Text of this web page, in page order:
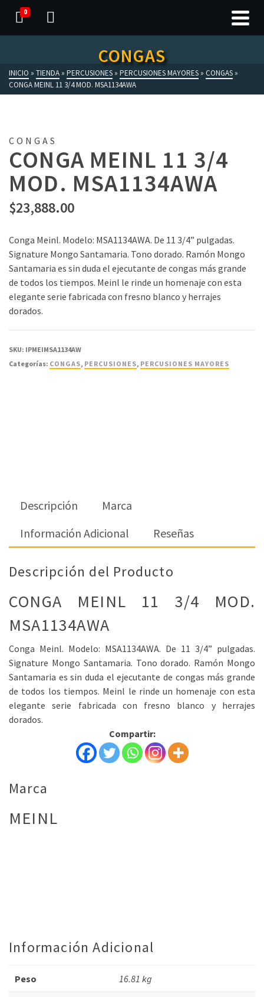
0
CONGAS
INICIO » TIENDA » PERCUSIONES » PERCUSIONES MAYORES » CONGAS »
CONGA MEINL 11 3/4 MOD. MSA1134AWA
CONGAS
CONGA MEINL 11 3/4
MOD. MSA1134AWA
$23,888.00
Conga Meinl. Modelo: MSA1134AWA. De 11 3/4” pulgadas.
Signature Mongo Santamaria. Tono dorado. Ramón Mongo
Santamaria es sin duda el ejecutante de congas más grande
de todos los tiempos. Meinl le rinde un homenaje con esta
elegante serie fabricada con fresno blanco y herrajes
dorados.
SKU: IPMEIMSA1134AW
Categorías: CONGAS, PERCUSIONES, PERCUSIONES MAYORES
Descripción
Marca
Información Adicional
Reseñas
Descripción del Producto
CONGA MEINL 11 3/4 MOD.
MSA1134AWA
Conga Meinl. Modelo: MSA1134AWA. De 11 3/4” pulgadas.
Signature Mongo Santamaria. Tono dorado. Ramón Mongo
Santamaria es sin duda el ejecutante de congas más grande
de todos los tiempos. Meinl le rinde un homenaje con esta
elegante serie fabricada con fresno blanco y herrajes
dorados.
Compartir:
Marca
MEINL
Información Adicional
Peso 16.81 kg